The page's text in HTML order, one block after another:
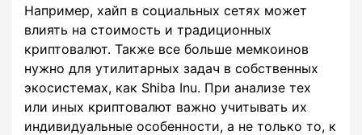
Например, хайп в социальных сетях может
влиять на стоимость и традиционных
криптовалют. Также все больше мемкоинов
нужно для утилитарных задач в собственных
экосистемах, как Shiba Inu. При анализе тех
или иных криптовалют важно учитывать их
индивидуальные особенности, а не только то, к